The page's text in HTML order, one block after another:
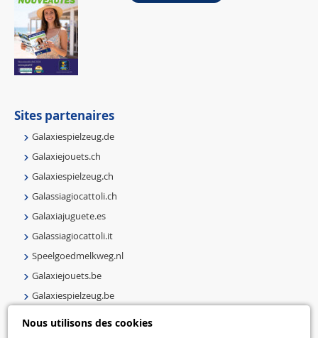
Nous utilisons des cookies
Sites partenaires
Galaxiespielzeug.de
Galaxiejouets.ch
Galaxiespielzeug.ch
Galassiagiocattoli.ch
Galaxiajuguete.es
Galassiagiocattoli.it
Speelgoedmelkweg.nl
Galaxiejouets.be
Galaxiespielzeug.be